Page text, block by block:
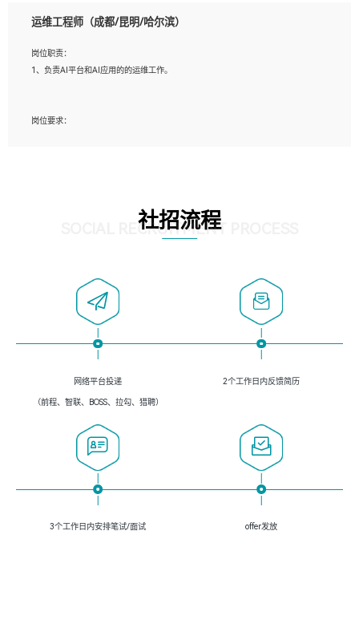
2、熟悉linux命令；
4、熟练使用oracle、mysql进行开发；
5、熟悉流程开发如使用activiti；
运维工程师（成都/昆明/哈尔滨）
岗位职责：
1、负责AI平台和AI应用的的运维工作。
岗位要求：
4、掌握DevOps思想、方法和流程。Jenkins工具使用；
5、掌握常见中间件配置与优化，如mysql、nginx等；
社招流程
SOCIAL RECRUITMENT PROCESS
网络平台投递
（前程、智联、BOSS、拉勾、猎聘）
2个工作日内反馈简历
3个工作日内安排笔试/面试 offer发放